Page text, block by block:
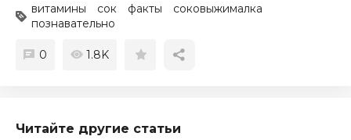
витамины сок факты
соковыжималка
познавательно
0 1.8K
Читайте другие статьи